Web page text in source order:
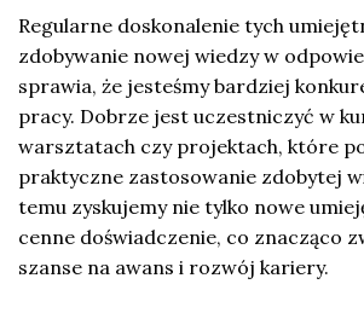
Regularne doskonalenie tych
zdobywanie nowej wiedzy w
sprawia, że jesteśmy bardziej
pracy. Dobrze jest uczestniczyć w
warsztatach czy projektach, które
praktyczne zastosowanie zdobytej
temu zyskujemy nie tylko nowe
cenne doświadczenie, co znacząco
szanse na awans i rozwój kariery.